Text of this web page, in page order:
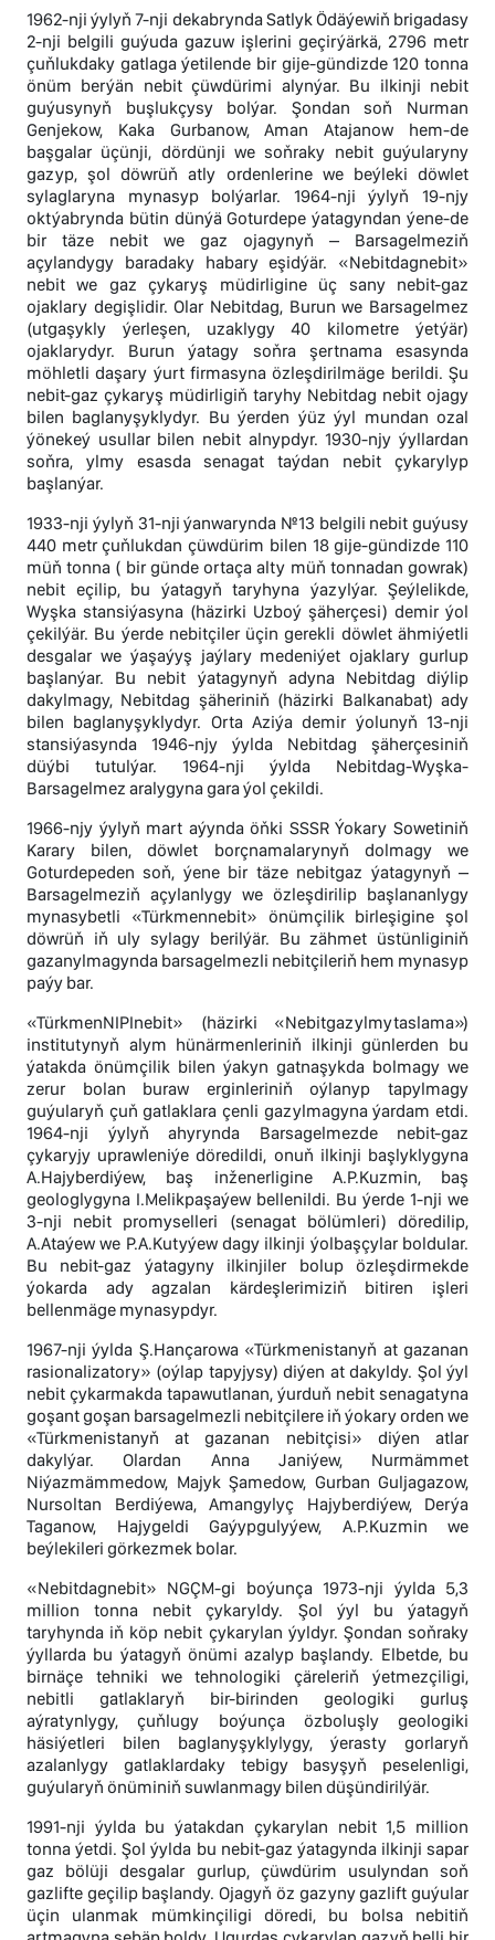
1962-nji ýylyň 7-nji dekabrynda Satlyk Ödäýewiň brigadasy
2-nji belgili guýuda gazuw işlerini geçirýärkä, 2796 metr
çuňlukdaky gatlaga ýetilende bir gije-gündizde 120 tonna
önüm berýän nebit çüwdürimi alynýar. Bu ilkinji nebit
guýusynyň buşlukçysy bolýar. Şondan soň Nurman
Genjekow, Kaka Gurbanow, Aman Atajanow hem-de
başgalar üçünji, dördünji we soňraky nebit guýularyny
gazyp, şol döwrüň atly ordenlerine we beýleki döwlet
sylaglaryna mynasyp bolýarlar. 1964-nji ýylyň 19-njy
oktýabrynda bütin dünýä Goturdepe ýatagyndan ýene-de
bir täze nebit we gaz ojagynyň – Barsagelmeziň
açylandygy baradaky habary eşidýär. «Nebitdagnebit»
nebit we gaz çykaryş müdirligine üç sany nebit-gaz
ojaklary degişlidir. Olar Nebitdag, Burun we Barsagelmez
(utgaşykly ýerleşen, uzaklygy 40 kilometre ýetýär)
ojaklarydyr. Burun ýatagy soňra şertnama esasynda
möhletli daşary ýurt firmasyna özleşdirilmäge berildi. Şu
nebit-gaz çykaryş müdirligiň taryhy Nebitdag nebit ojagy
bilen baglanyşyklydyr. Bu ýerden ýüz ýyl mundan ozal
ýönekeý usullar bilen nebit alnypdyr. 1930-njy ýyllardan
soňra, ylmy esasda senagat taýdan nebit çykarylyp
başlanýar.
1933-nji ýylyň 31-nji ýanwarynda №13 belgili nebit guýusy
440 metr çuňlukdan çüwdürim bilen 18 gije-gündizde 110
müň tonna ( bir günde ortaça alty müň tonnadan gowrak)
nebit eçilip, bu ýatagyň taryhyna ýazylýar. Şeýlelikde,
Wyşka stansiýasyna (häzirki Uzboý şäherçesi) demir ýol
çekilýär. Bu ýerde nebitçiler üçin gerekli döwlet ähmiýetli
desgalar we ýaşaýyş jaýlary medeniýet ojaklary gurlup
başlanýar. Bu nebit ýatagynyň adyna Nebitdag diýlip
dakylmagy, Nebitdag şäheriniň (häzirki Balkanabat) ady
bilen baglanyşyklydyr. Orta Aziýa demir ýolunyň 13-nji
stansiýasynda 1946-njy ýylda Nebitdag şäherçesiniň
düýbi tutulýar. 1964-nji ýylda Nebitdag-Wyşka-
Barsagelmez aralygyna gara ýol çekildi.
1966-njy ýylyň mart aýynda öňki SSSR Ýokary Sowetiniň
Karary bilen, döwlet borçnamalarynyň dolmagy we
Goturdepeden soň, ýene bir täze nebitgaz ýatagynyň –
Barsagelmeziň açylanlygy we özleşdirilip başlananlygy
mynasybetli «Türkmennebit» önümçilik birleşigine şol
döwrüň iň uly sylagy berilýär. Bu zähmet üstünliginiň
gazanylmagynda barsagelmezli nebitçileriň hem mynasyp
paýy bar.
«TürkmenNIPInebit» (häzirki «Nebitgazylmytaslama»)
institutynyň alym hünärmenleriniň ilkinji günlerden bu
ýatakda önümçilik bilen ýakyn gatnaşykda bolmagy we
zerur bolan buraw erginleriniň oýlanyp tapylmagy
guýularyň çuň gatlaklara çenli gazylmagyna ýardam etdi.
1964-nji ýylyň ahyrynda Barsagelmezde nebit-gaz
çykaryjy uprawleniýe döredildi, onuň ilkinji başlyklygyna
A.Hajyberdiýew, baş inženerligine A.P.Kuzmin, baş
geologlygyna I.Melikpaşaýew bellenildi. Bu ýerde 1-nji we
3-nji nebit promyselleri (senagat bölümleri) döredilip,
A.Ataýew we P.A.Kutyýew dagy ilkinji ýolbaşçylar boldular.
Bu nebit-gaz ýatagyny ilkinjiler bolup özleşdirmekde
ýokarda ady agzalan kärdeşlerimiziň bitiren işleri
bellenmäge mynasypdyr.
1967-nji ýylda Ş.Hançarowa «Türkmenistanyň at gazanan
rasionalizatory» (oýlap tapyjysy) diýen at dakyldy. Şol ýyl
nebit çykarmakda tapawutlanan, ýurduň nebit senagatyna
goşant goşan barsagelmezli nebitçilere iň ýokary orden we
«Türkmenistanyň at gazanan nebitçisi» diýen atlar
dakylýar. Olardan Anna Janiýew, Nurmämmet
Niýazmämmedow, Majyk Şamedow, Gurban Guljagazow,
Nursoltan Berdiýewa, Amangylyç Hajyberdiýew, Derýa
Taganow, Hajygeldi Gaýypgulyýew, A.P.Kuzmin we
beýlekileri görkezmek bolar.
«Nebitdagnebit» NGÇM-gi boýunça 1973-nji ýylda 5,3
million tonna nebit çykaryldy. Şol ýyl bu ýatagyň
taryhynda iň köp nebit çykarylan ýyldyr. Şondan soňraky
ýyllarda bu ýatagyň önümi azalyp başlandy. Elbetde, bu
birnäçe tehniki we tehnologiki çäreleriň ýetmezçiligi,
nebitli gatlaklaryň bir-birinden geologiki gurluş
aýratynlygy, çuňlugy boýunça özboluşly geologiki
häsiýetleri bilen baglanyşyklylygy, ýerasty gorlaryň
azalanlygy gatlaklardaky tebigy basyşyň peselenligi,
guýularyň önüminiň suwlanmagy bilen düşündirilýär.
1991-nji ýylda bu ýatakdan çykarylan nebit 1,5 million
tonna ýetdi. Şol ýylda bu nebit-gaz ýatagynda ilkinji sapar
gaz bölüji desgalar gurlup, çüwdürim usulyndan soň
gazlifte geçilip başlandy. Ojagyň öz gazyny gazlift guýular
üçin ulanmak mümkinçiligi döredi, bu bolsa nebitiň